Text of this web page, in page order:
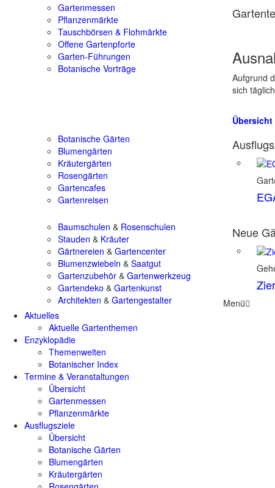
Gartenmessen
Pflanzenmärkte
Tauschbörsen & Flohmärkte
Offene Gartenpforte
Garten-Führungen
Botanische Vorträge
Aufgrund
sich
Übersicht
Botanische Gärten
Blumengärten
Kräutergärten
Rosengärten
Gartencafes
Gartenreisen
Baumschulen & Rosenschulen
Stauden & Kräuter
Gärtnereien & Gartencenter
Blumenzwiebeln & Saatgut
Gartenzubehör & Gartenwerkzeug
Gartendeko & Gartenkunst
Architekten & Gartengestalter
Neue
Menü
Aktuelles
Aktuelle Gartenthemen
Enzyklopädie
Themenwelten
Botanischer Index
Termine & Veranstaltungen
Übersicht
Gartenmessen
Pflanzenmärkte
Ausflugsziele
Übersicht
Botanische Gärten
Blumengärten
Kräutergärten